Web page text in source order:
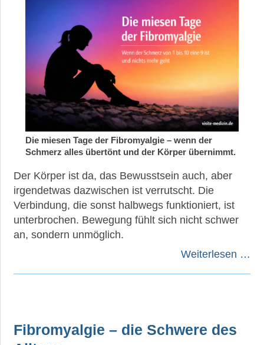
Die miesen Tage der Fibromyalgie – wenn der
Schmerz alles übertönt und der Körper übernimmt.
Der Körper ist da, das Bewusstsein auch, aber
irgendetwas dazwischen ist verrutscht. Die
Verbindung, die sonst halbwegs funktioniert, ist
unterbrochen. Bewegung fühlt sich nicht schwer
an, sondern unmöglich.
Weiterlesen …
Fibromyalgie – die Schwere des